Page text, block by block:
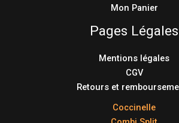
Mon Panier
Pages Légales
Mentions légales
CGV
Retours et
Coccinelle